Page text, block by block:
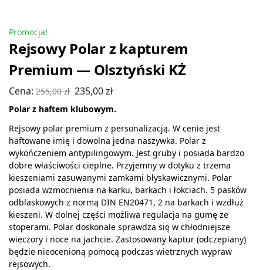
Promocja!
Rejsowy Polar z kapturem
Premium — Olsztyński KŻ
Cena: 255,00zł 235,00zł
Polar z haftem klubowym.
Rejsowy polar premium z personalizacją. W cenie jest
haftowane imię i dowolna jedna naszywka. Polar z
wykończeniem antypilingowym. Jest gruby i posiada bardzo
dobre właściwości cieplne. Przyjemny w dotyku z trzema
kieszeniami zasuwanymi zamkami błyskawicznymi. Polar
posiada wzmocnienia na karku, barkach i łokciach. 5 pasków
odblaskowych z normą DIN EN20471, 2 na barkach i wzdłuż
kieszeni. W dolnej części możliwa regulacja na gumę ze
stoperami. Polar doskonale sprawdza się w chłodniejsze
wieczory i noce na jachcie. Zastosowany kaptur (odczepiany)
będzie nieocenioną pomocą podczas wietrznych wypraw
rejsowych.